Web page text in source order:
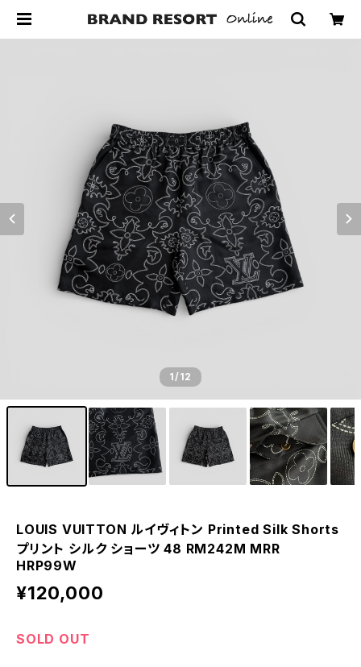
1/12
LOUIS VUITTON ルイヴィトン Printed Silk Shorts
プリント シルク ショーツ 48 RM242M MRR
HRP99W
¥120,000
SOLD OUT